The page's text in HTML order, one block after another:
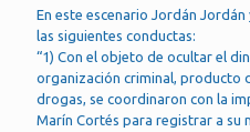
En este escenario Jordán
las siguientes conductas:
“1) Con el objeto de ocultar el
organización criminal, producto
drogas, se coordinaron con la
Marín Cortés para registrar a su